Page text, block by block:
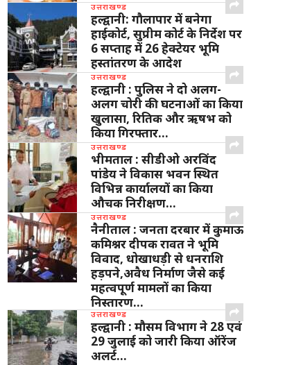
उत्तराखण्ड
हल्द्वानी: गौलापार में बनेगा
हाईकोर्ट, सुप्रीम कोर्ट के निर्देश पर
6 सप्ताह में 26 हेक्टेयर भूमि
हस्तांतरण के आदेश
उत्तराखण्ड
हल्द्वानी : पुलिस ने दो अलग-
अलग चोरी की घटनाओं का किया
खुलासा, रितिक और ऋषभ को
किया गिरफ्तार…
उत्तराखण्ड
भीमताल : सीडीओ अरविंद
पांडेय ने विकास भवन स्थित
विभिन्न कार्यालयों का किया
औचक निरीक्षण…
उत्तराखण्ड
नैनीताल : जनता दरबार में कुमाऊ
कमिश्नर दीपक रावत ने भूमि
विवाद, धोखाधड़ी से धनराशि
हड़पने,अवैध निर्माण जैसे कई
महत्वपूर्ण मामलों का किया
निस्तारण…
उत्तराखण्ड
हल्द्वानी : मौसम विभाग ने 28 एवं
29 जुलाई को जारी किया ऑरेंज
अलर्ट…